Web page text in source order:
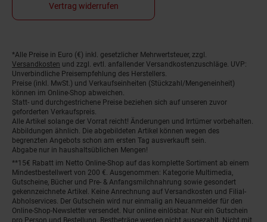
Vertrag widerrufen
Fußnoten
*Alle Preise in Euro (€) inkl. gesetzlicher Mehrwertsteuer, zzgl.
Versandkosten und zzgl. evtl. anfallender Versandkostenzuschläge. UVP:
Unverbindliche Preisempfehlung des Herstellers.
Preise (inkl. MwSt.) und Verkaufseinheiten (Stückzahl/Mengeneinheit)
können im Online-Shop abweichen.
Statt- und durchgestrichene Preise beziehen sich auf unseren zuvor
geforderten Verkaufspreis.
Alle Artikel solange der Vorrat reicht! Änderungen und Irrtümer vorbehalten.
Abbildungen ähnlich. Die abgebildeten Artikel können wegen des
begrenzten Angebots schon am ersten Tag ausverkauft sein.
Abgabe nur in haushaltsüblichen Mengen!
**15€ Rabatt im Netto Online-Shop auf das komplette Sortiment ab einem
Mindestbestellwert von 200 €. Ausgenommen: Kategorie Multimedia,
Gutscheine, Bücher und Pre- & Anfangsmilchnahrung sowie gesondert
gekennzeichnete Artikel. Keine Anrechnung auf Versandkosten und Filial-
Abholservices. Der Gutschein wird nur einmalig an Neuanmelder für den
Online-Shop-Newsletter versendet. Nur online einlösbar. Nur ein Gutschein
pro Person und Bestellung. Restbeträge werden nicht ausgezahlt. Nicht mit